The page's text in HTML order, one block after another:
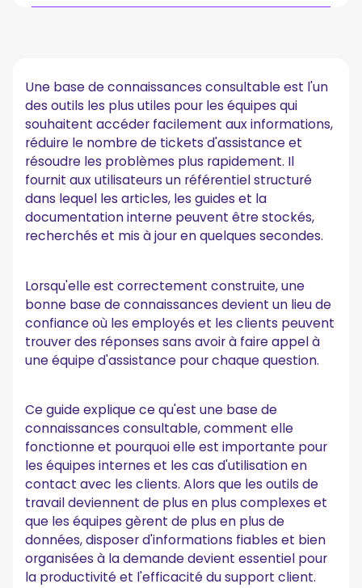
consultable
1. Un référentiel structuré avec un contenu organisé
2. Algorithmes de recherche correspondant à des mots
clés pertinents
3. Résultats de recherche instantanés
4. Mises à jour continues et contrôle des versions
5. Accès facile pour les utilisateurs internes et externes
La base de connaissances consultable de
MeetGeek
partage des connaissances
Pourquoi les organisations ont besoin d'une base de
connaissances consultable
Réflexions finales
Qu'est-ce qui rend une base de connaissances
consultable ?
À quelle fréquence une base de connaissances doit-elle
être mise à jour ?
Quel type de contenu appartient à une base de
connaissances ?
Comment une base de connaissances consultable aide-
t-elle à soutenir les équipes ?
Une base de connaissances consultable est l'un
des outils les plus utiles pour les équipes qui
souhaitent accéder facilement aux informations,
réduire le nombre de tickets d'assistance et
résoudre les problèmes plus rapidement. Il
fournit aux utilisateurs un référentiel structuré
dans lequel les articles, les guides et la
documentation interne peuvent être stockés,
recherchés et mis à jour en quelques secondes.
Lorsqu'elle est correctement construite, une
bonne base de connaissances devient un lieu de
confiance où les employés et les clients peuvent
trouver des réponses sans avoir à faire appel à
une équipe d'assistance pour chaque question.
Ce guide explique ce qu'est une base de
connaissances consultable, comment elle
fonctionne et pourquoi elle est importante pour
les équipes internes et les cas d'utilisation en
contact avec les clients. Alors que les outils de
travail deviennent de plus en plus complexes et
que les équipes gèrent de plus en plus de
données, disposer d'informations fiables et bien
organisées à la demande devient essentiel pour
la productivité et l'efficacité du support client.